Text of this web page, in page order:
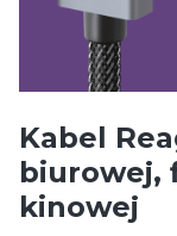
Kabel
biurowej,
kinowej